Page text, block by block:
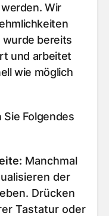
Wir
wurde bereits
und arbeitet
wie möglich
Folgendes
: Manchmal
der
Drücken
Tastatur oder